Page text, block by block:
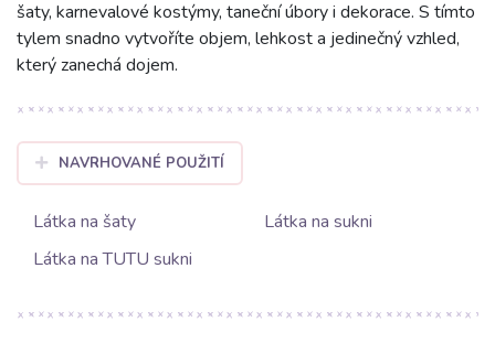
šaty, karnevalové kostýmy, taneční úbory i dekorace. S tímto
tylem snadno vytvoříte objem, lehkost a jedinečný vzhled,
který zanechá dojem.
NAVRHOVANÉ POUŽITÍ
Látka na šaty
Látka na sukni
Látka na TUTU sukni